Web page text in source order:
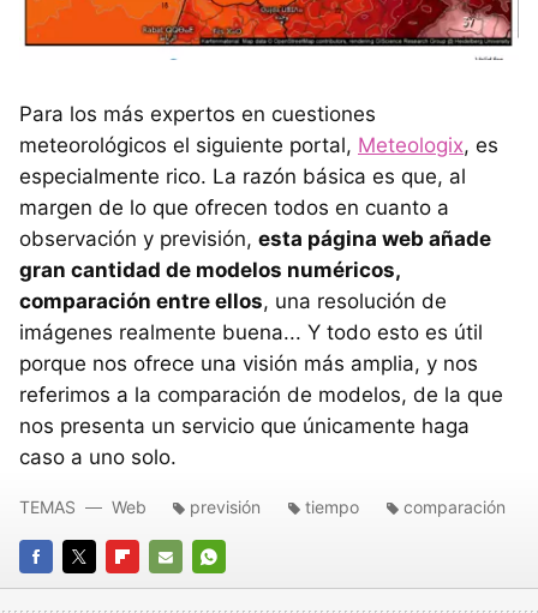
Para los más expertos en cuestiones
meteorológicos el siguiente portal, Meteologix, es
especialmente rico. La razón básica es que, al
margen de lo que ofrecen todos en cuanto a
observación y previsión, esta página web añade
gran cantidad de modelos numéricos,
comparación entre ellos, una resolución de
imágenes realmente buena... Y todo esto es útil
porque nos ofrece una visión más amplia, y nos
referimos a la comparación de modelos, de la que
nos presenta un servicio que únicamente haga
caso a uno solo.
FACEBOOK
TWITTERFLIPBOARD
E-
WHATSAPP
TEMAS Web previsión tiempo comparación